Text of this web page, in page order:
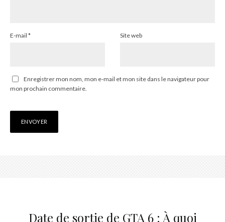
E-mail * Site web
Enregistrer mon nom, mon e-mail et mon site dans le navigateur pour
mon prochain commentaire.
Date de sortie de GTA 6 : À quoi